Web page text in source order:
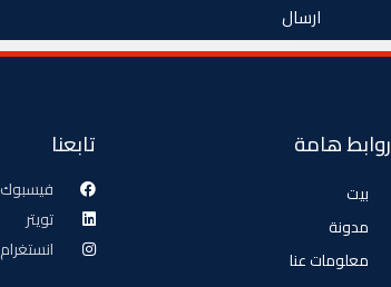
ارسال
روابط هامة
بيت
مدونة
معلومات عنا
تابعنا
فيسبوك
تويتر
انستغرام